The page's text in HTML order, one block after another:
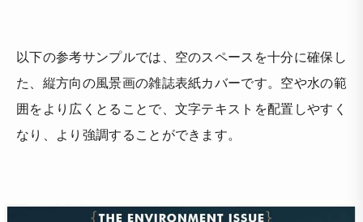
以下の参考サンプルでは、空のスペースを十分に確保し
た、縦方向の風景画の雑誌表紙カバーです。空や水の範
囲をより広くとることで、文字テキストを配置しやすく
なり、より強調することができます。